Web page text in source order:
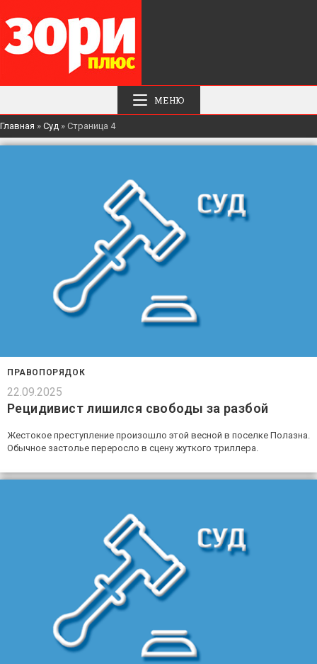
МЕНЮ
Главная » Суд » Страница 4
ПРАВОПОРЯДОК
22.09.2025
Рецидивист лишился свободы за разбой
Жестокое преступление произошло этой весной в поселке Полазна.
Обычное застолье переросло в сцену жуткого триллера.